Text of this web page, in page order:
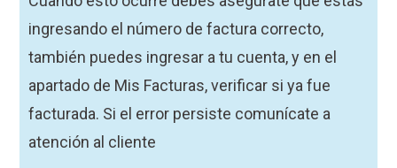
ingresando el número de factura correcto,
también puedes ingresar a tu cuenta, y en el
apartado de Mis Facturas, verificar si ya fue
facturada. Si el error persiste comunícate a
atención al cliente